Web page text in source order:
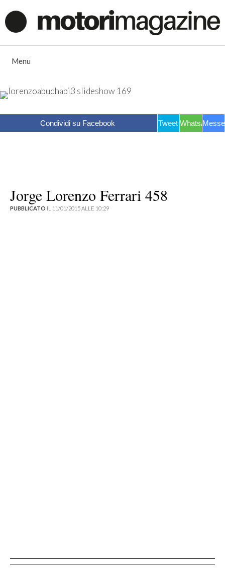
al
contenuto
Menu
Condividi su Facebook Tweet WhatsApp
Jorge Lorenzo Ferrari 458
PUBBLICATO IL 11/01/2015 ALLE 10:29